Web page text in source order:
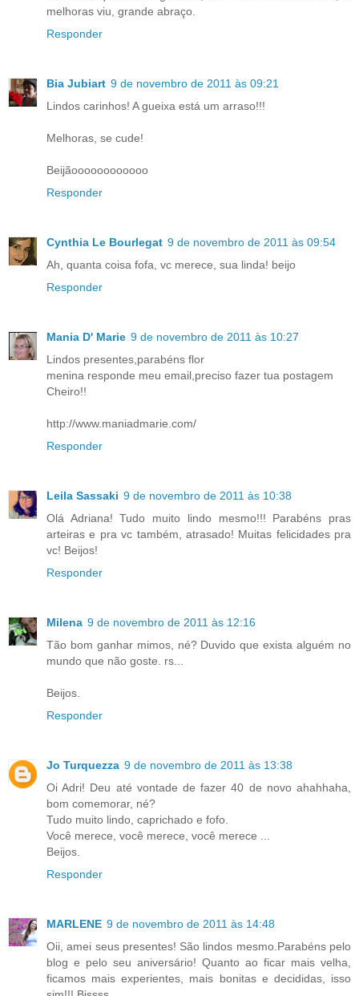
melhoras viu, grande abraço.
Responder
Bia Jubiart 9 de novembro de 2011 às 09:21
Lindos carinhos! A gueixa está um arraso!!!
Melhoras, se cude!
Beijãoooooooooooo
Responder
Cynthia Le Bourlegat 9 de novembro de 2011 às 09:54
Ah, quanta coisa fofa, vc merece, sua linda! beijo
Responder
Mania D' Marie 9 de novembro de 2011 às 10:27
Lindos presentes,parabéns flor
menina responde meu email,preciso fazer tua postagem
Cheiro!!
http://www.maniadmarie.com/
Responder
Leila Sassaki 9 de novembro de 2011 às 10:38
Olá Adriana! Tudo muito lindo mesmo!!! Parabéns pras
arteiras e pra vc também, atrasado! Muitas felicidades pra
vc! Beijos!
Responder
Milena 9 de novembro de 2011 às 12:16
Tão bom ganhar mimos, né? Duvido que exista alguém no
mundo que não goste. rs...
Beijos.
Responder
Jo Turquezza 9 de novembro de 2011 às 13:38
Oi Adri! Deu até vontade de fazer 40 de novo ahahhaha,
bom comemorar, né?
Tudo muito lindo, caprichado e fofo.
Você merece, você merece, você merece ...
Beijos.
Responder
MARLENE 9 de novembro de 2011 às 14:48
Oii, amei seus presentes! São lindos mesmo.Parabéns pelo
blog e pelo seu aniversário! Quanto ao ficar mais velha,
ficamos mais experientes, mais bonitas e decididas, isso